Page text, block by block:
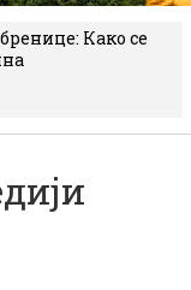
Како се